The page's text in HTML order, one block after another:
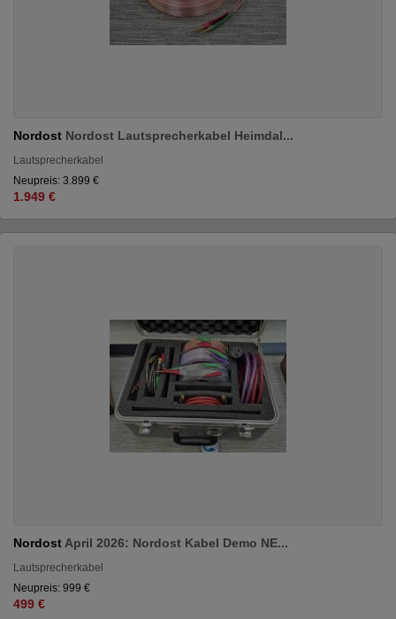
Nordost Nordost Lautsprecherkabel Heimdal...
Lautsprecherkabel
Neupreis: 3.899 €
1.949 €
Nordost April 2026: Nordost Kabel Demo NE...
Lautsprecherkabel
Neupreis: 999 €
499 €